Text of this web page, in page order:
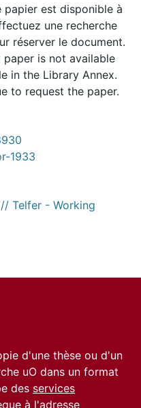
papier est disponible à
une recherche
réserver le document.
is not available
in the Library Annex.
to request the paper.
1933
Telfer - Working
d'une thèse ou d'un
uO dans un format
des services
à l'adresse